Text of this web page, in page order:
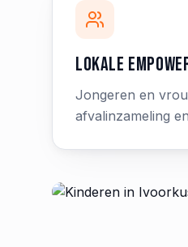
Lokale
Jongeren en
afvalinzameling